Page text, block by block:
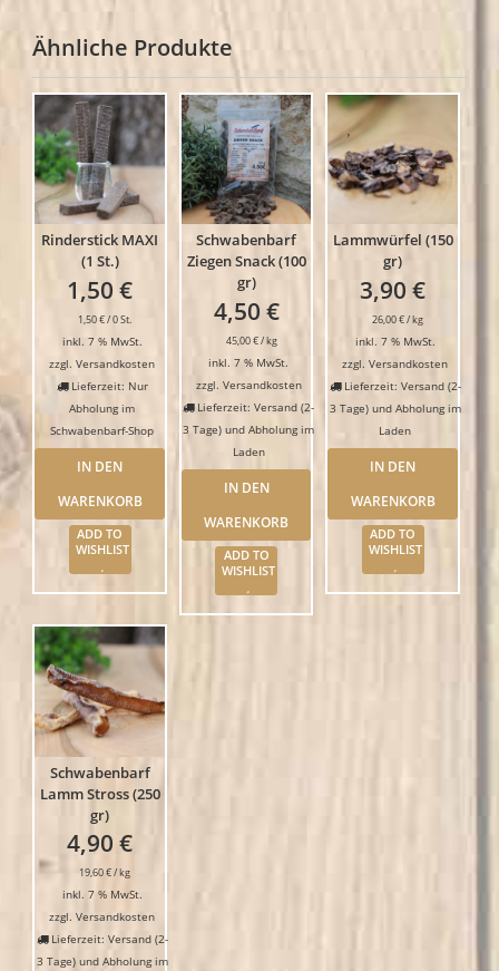
Ähnliche Produkte
Rinderstick MAXI
(1 St.)
1,50€
1,50€/0St.
inkl. 7 % MwSt.
zzgl.Versandkosten
Lieferzeit: Nur
Abholung im
Schwabenbarf-Shop
IN DEN
WARENKORB
ADD TO
WISHLIST
Schwabenbarf
Ziegen Snack (100
gr)
4,50 €
45,00€/kg
inkl. 7 % MwSt.
zzgl. Versandkosten
Lieferzeit: Versand (2-
3 Tage) und Abholung im
Laden
IN DEN
WARENKORB
ADD TO
WISHLIST
Lammwürfel (150
gr)
3,90€
26,00€/kg
inkl. 7 % MwSt.
zzgl.Versandkosten
Lieferzeit: Versand (2-
3 Tage) und Abholung im
Laden
IN DEN
WARENKORB
ADD TO
WISHLIST
Schwabenbarf
Lamm Stross (250
gr)
4,90€
19,60€/kg
inkl. 7 % MwSt.
zzgl.Versandkosten
Lieferzeit: Versand (2-
3 Tage) und Abholung im